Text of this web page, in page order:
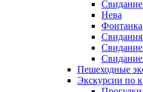
Нева
Фонтанка
Пешеходные
Экскурсии по